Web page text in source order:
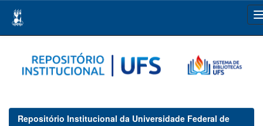
navigation
Repositório Institucional da Universidade Federal de